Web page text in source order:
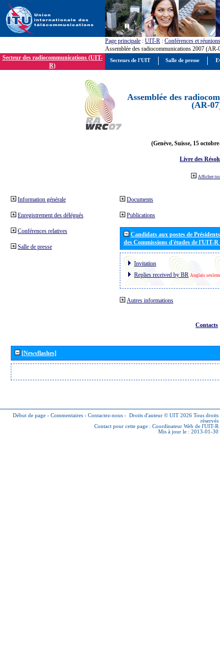
Page principale : UIT-R : Conférences et réunions
Assemblée des radiocommunications 2007 (AR-
Secteur des radiocommunications (UIT-
R)
Assemblée des
(AR-
(Genève, Suisse, 15
Livre des
Afficher
Information générale
Enregistrement des délégués
Conférences relatives
Salle de presse
Documents
Publications
Candidats aux postes de
des Commissions d'études de l'UIT-
Invitation
Replies received by BR Anglais
Autres informations
Contacts
[Newsflashes]
Début de page - Commentaires - Contactez-nous - Droits d'auteur © UIT 2026 Tous droits
réservés
Contact pour cette page : Coordinateur Web de l'UIT-R
Mis à jour le : 2013-01-30
Secteurs de l'UIT Salle de presse